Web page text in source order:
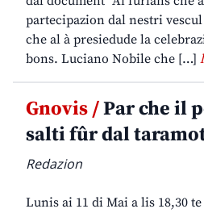
partecipazion dal nestri
che al à presiedude la
bons. Luciano Nobile che […]
Gnovis /Par che il
salti fûr dal
Redazion
Lunis ai 11 di Mai a lis 18,30